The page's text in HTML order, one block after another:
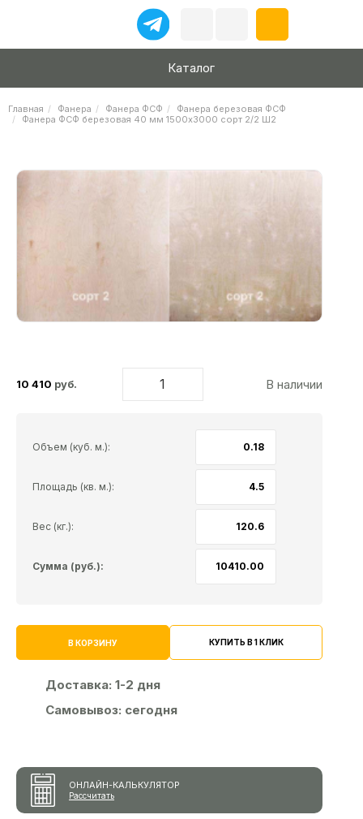
Каталог
Главная Фанера Фанера ФСФ
Фанера березовая ФСФ
Фанера ФСФ березовая 40 мм 1500х3000 сорт 2/2 Ш2
10 410 руб. В наличии
Объем (куб. м.):
Площадь (кв. м.):
Вес (кг.):
Сумма (руб.):
В КОРЗИНУ КУПИТЬ В 1 КЛИК
Доставка: 1-2 дня
Самовывоз: сегодня
ОНЛАЙН-КАЛЬКУЛЯТОР
Рассчитать